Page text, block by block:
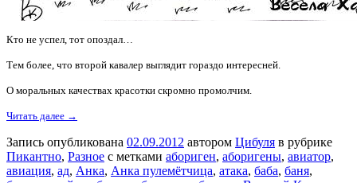
Кто не успел, тот опоздал…
Тем более, что второй кавалер выглядит гораздо интересней.
О моральных качествах красотки скромно промолчим.
Читать далее →
Запись опубликована 02.09.2012 автором Цибуля в рубрике
Пикантно, Разное с метками абориген, аборигены, авиатор,
авиация, ад, Анка, Анка пулемётчица, атака, баба, баня,